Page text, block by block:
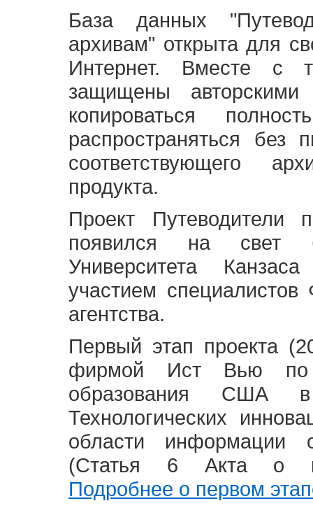
База данных
архивам" открыта для
Интернет. Вместе с
защищены
копироваться
распространяться без
соответствующего
продукта.
Проект Путеводители
появился на свет
Университета
участием специалистов
агентства.
Первый этап проекта
фирмой Ист Вью по
образования США
Технологических
области информации
(Статья 6 Акта о
Подробнее о первом